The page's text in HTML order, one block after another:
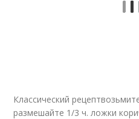
Классический
размешайте 1/3 ч. ложки